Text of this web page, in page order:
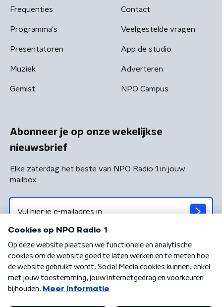
Frequenties
Programma's
Presentatoren
Muziek
Gemist
Contact
Veelgestelde vragen
App de studio
Adverteren
NPO Campus
Abonneer je op onze wekelijkse
nieuwsbrief
Elke zaterdag het beste van NPO Radio 1 in jouw
mailbox
Algemene voorwaarden